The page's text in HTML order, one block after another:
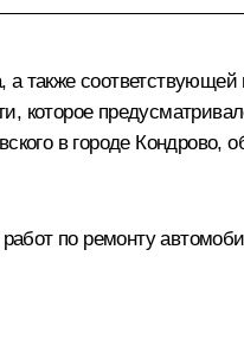
также соответствующей
которое
в городе Кондрово,
по ремонту